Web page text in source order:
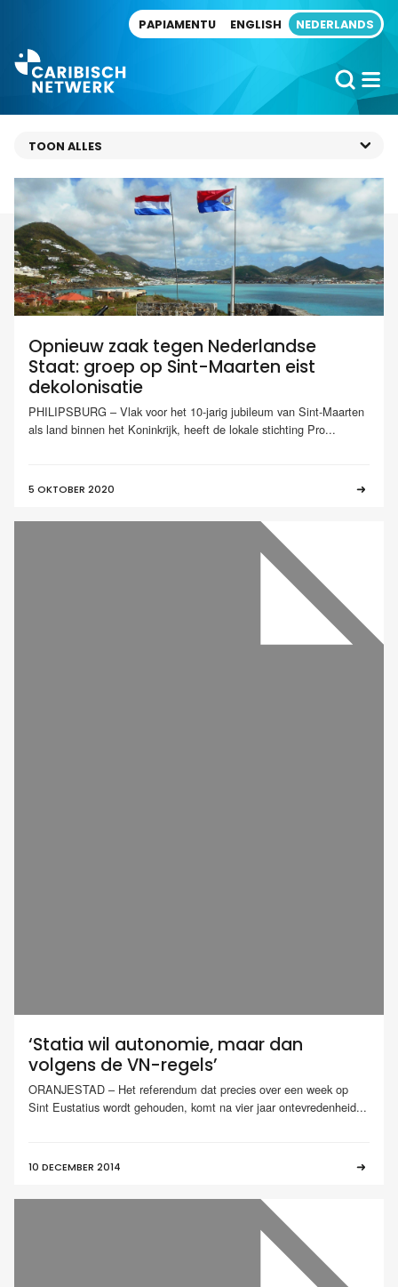
PAPIAMENTU ENGLISH NEDERLANDS
Opnieuw zaak tegen Nederlandse
Staat: groep op Sint-Maarten eist
dekolonisatie
PHILIPSBURG – Vlak voor het 10-jarig jubileum van Sint-Maarten
als land binnen het Koninkrijk, heeft de lokale stichting Pro...
5 OKTOBER 2020
‘Statia wil autonomie, maar dan
volgens de VN-regels’
ORANJESTAD – Het referendum dat precies over een week op
Sint Eustatius wordt gehouden, komt na vier jaar ontevredenheid...
10 DECEMBER 2014